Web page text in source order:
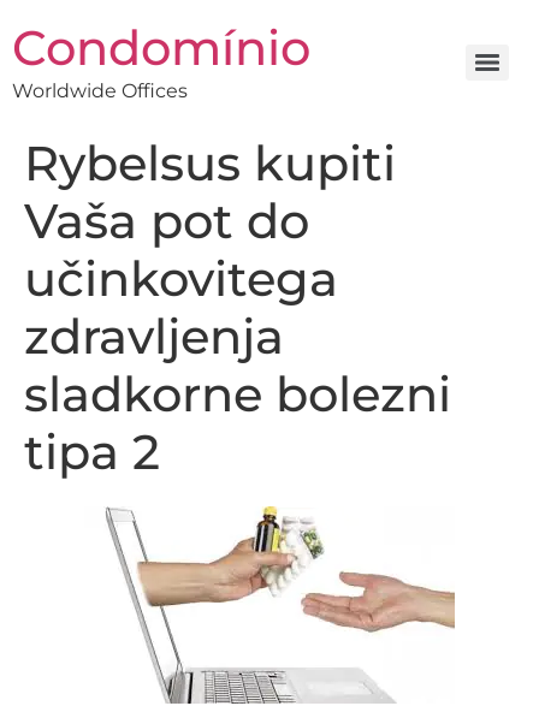
Condomínio
Worldwide Offices
Rybelsus kupiti
Vaša pot do
učinkovitega
zdravljenja
sladkorne bolezni
tipa 2